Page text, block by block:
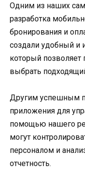
Одним из наших
разработка
бронирования и
создали удобный и
который позволяет
выбрать
Другим успешным
приложения для
помощью нашего
могут
персоналом и
отчетность.